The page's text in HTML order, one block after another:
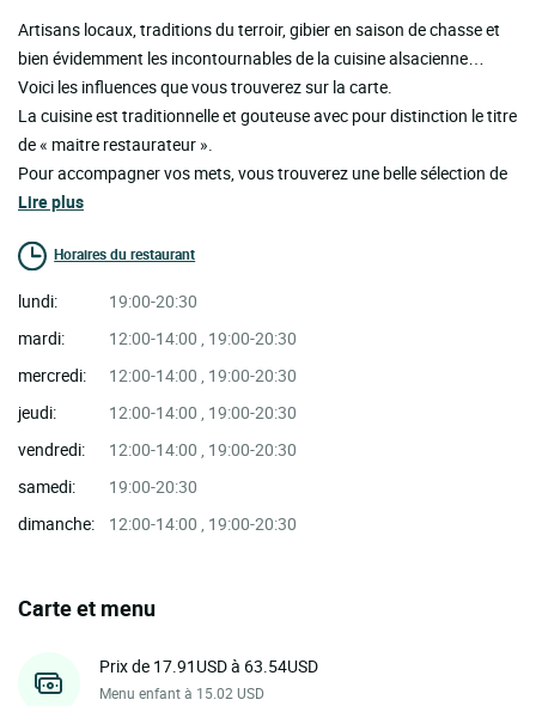
Artisans locaux, traditions du terroir, gibier en saison de chasse et
bien évidemment les incontournables de la cuisine alsacienne…
Voici les influences que vous trouverez sur la carte.
La cuisine est traditionnelle et gouteuse avec pour distinction le titre
de « maitre restaurateur ».
Pour accompagner vos mets, vous trouverez une belle sélection de
Lire plus
Horaires du restaurant
lundi:
19:00-20:30
mardi:
12:00-14:00 , 19:00-20:30
mercredi:
12:00-14:00 , 19:00-20:30
jeudi:
12:00-14:00 , 19:00-20:30
vendredi:
12:00-14:00 , 19:00-20:30
samedi:
19:00-20:30
dimanche:
12:00-14:00 , 19:00-20:30
Carte et menu
Prix de 17.91USD à 63.54USD
Menu enfant à 15.02 USD